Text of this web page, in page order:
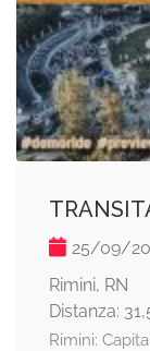
25/09/
Rimini, RN
Distanza:
Rimini: